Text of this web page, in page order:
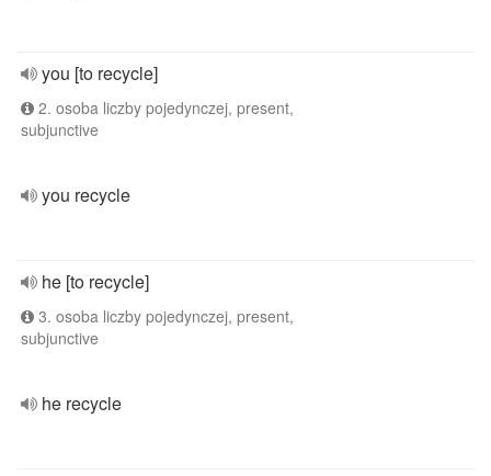
you [to recycle]
2. osoba liczby pojedynczej, present,
subjunctive
you recycle
he [to recycle]
3. osoba liczby pojedynczej, present,
subjunctive
he recycle